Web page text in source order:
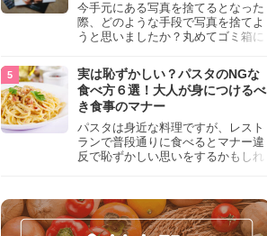
今手元にある写真を捨てるとなった
際、どのような手段で写真を捨てよ
うと思いましたか？丸めてゴミ箱に
真は個人情報が詰まっているので、
ただ丸めただけの状態で捨ててしま
うのは危険です。写真にすべきでは
ない捨て方をまとめているので、ぜ
ひチェックしておきましょう。
実は恥ずかしい？パスタのNGな
食べ方６選！大人が身につけるべ
き食事のマナー
パスタは身近な料理ですが、レスト
ランで普段通りに食べるとマナー違
反で恥ずかしい思いをするかもしれ
して、正しい食べ方を確認しましょ
う。大人の嗜みとして知っておきた
い新常識を解説します。